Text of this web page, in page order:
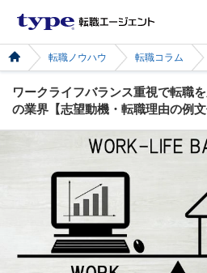
転職ノウハウ 転職コラム
ワークライフバランス重視で転職
の業界【志望動機・転職理由の例文